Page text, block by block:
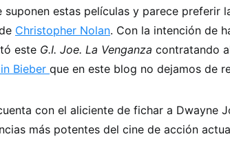
suponen estas películas y parece preferir
Christopher Nolan. Con la intención de
este G.I. Joe. La Venganza contratando
Bieber que en este blog no dejamos de
con el aliciente de fichar a Dwayne
más potentes del cine de acción